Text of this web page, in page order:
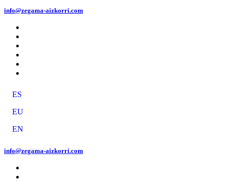
info@zegama-aizkorri.com
ES
EU
EN
info@zegama-aizkorri.com